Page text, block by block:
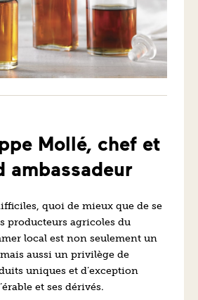
Mollé, chef et
ambassadeur
quoi de mieux que de se
producteurs agricoles du
local est non seulement un
aussi un privilège de
uniques et d’exception
et ses dérivés.